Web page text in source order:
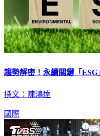
趨勢解密！永續關鍵「
撰文：陳鴻達
國際